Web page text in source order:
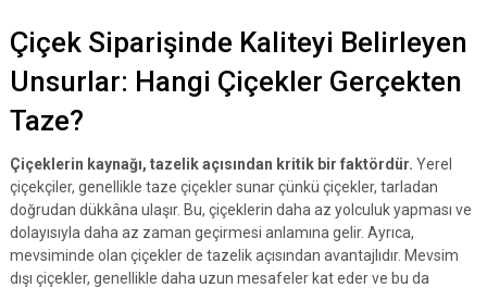
Çiçek Siparişinde Kaliteyi Belirleyen
Unsurlar: Hangi Çiçekler Gerçekten
Taze?
Çiçeklerin kaynağı, tazelik açısından kritik bir faktördür. Yerel
çiçekçiler, genellikle taze çiçekler sunar çünkü çiçekler, tarladan
doğrudan dükkâna ulaşır. Bu, çiçeklerin daha az yolculuk yapması ve
dolayısıyla daha az zaman geçirmesi anlamına gelir. Ayrıca,
mevsiminde olan çiçekler de tazelik açısından avantajlıdır. Mevsim
dışı çiçekler, genellikle daha uzun mesafeler kat eder ve bu da